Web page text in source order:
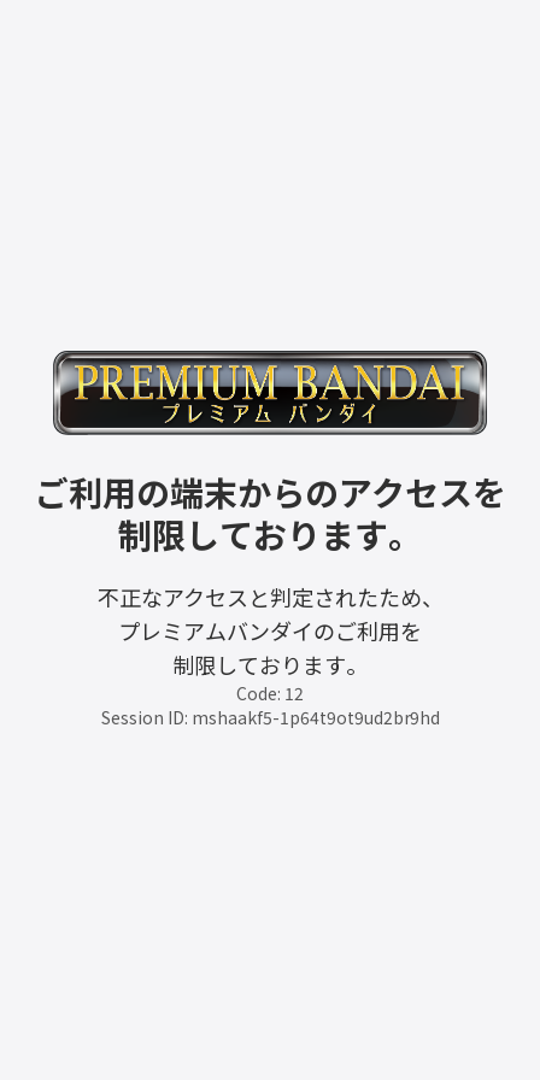
ご利用の端末からのアクセスを
制限しております。
不正なアクセスと判定されたため、
プレミアムバンダイのご利用を
制限しております。
Code: 12
Session ID: mshaakf5-1p64t9ot9ud2br9hd